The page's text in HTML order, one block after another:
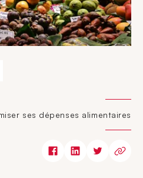
ses dépenses alimentaires